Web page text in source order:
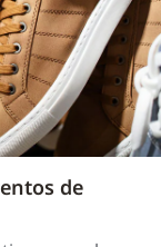
de